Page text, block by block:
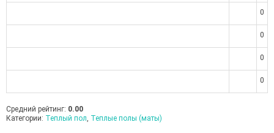
0
0
0
0
Средний рейтинг: 0.00
Категории: Теплый пол, Теплые полы (маты)